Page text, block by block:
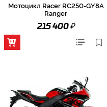
Мотоцикл Racer RC250-GY8A
Ranger
215 400₽